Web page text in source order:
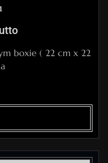
boxie ( 22 cm x 22